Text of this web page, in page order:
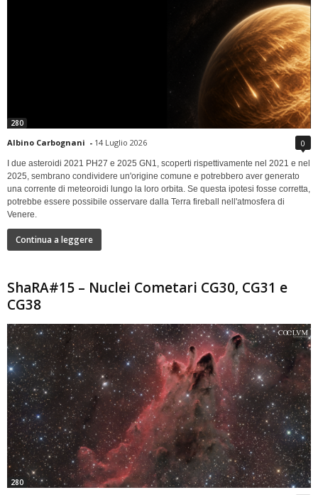
280
Albino Carbognani - 14 Luglio 2026 0
I due asteroidi 2021 PH27 e 2025 GN1, scoperti rispettivamente nel 2021 e nel
2025, sembrano condividere un'origine comune e potrebbero aver generato
una corrente di meteoroidi lungo la loro orbita. Se questa ipotesi fosse corretta,
potrebbe essere possibile osservare dalla Terra fireball nell'atmosfera di
Venere.
Continua a leggere
ShaRA#15 – Nuclei Cometari CG30, CG31 e
CG38
280